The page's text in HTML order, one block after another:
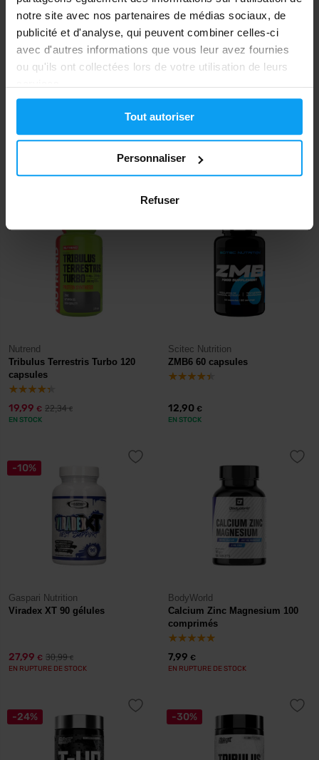
notre site avec nos partenaires de médias sociaux, de
publicité et d'analyse, qui peuvent combiner celles-ci
avec d'autres informations que vous leur avez fournies
ou qu'ils ont collectées lors de votre utilisation de leurs
Tout autoriser
Personnaliser
Refuser
Amix
MytoTest V3 90 gélules
EN STOCK- IL NE RESTE QUE QUELQUES
Nutrend
Tribulus Terrestris Turbo 120
capsules
19,99 € 22,34€
EN STOCK
Scitec Nutrition
ZMB6 60 capsules
12,90 €
EN STOCK
-10%
Gaspari Nutrition
Viradex XT 90 gélules
27,99 € 30,99€
EN RUPTURE DE STOCK
BodyWorld
Calcium Zinc Magnesium 100
comprimés
7,99 €
EN RUPTURE DE STOCK
-24% -30%